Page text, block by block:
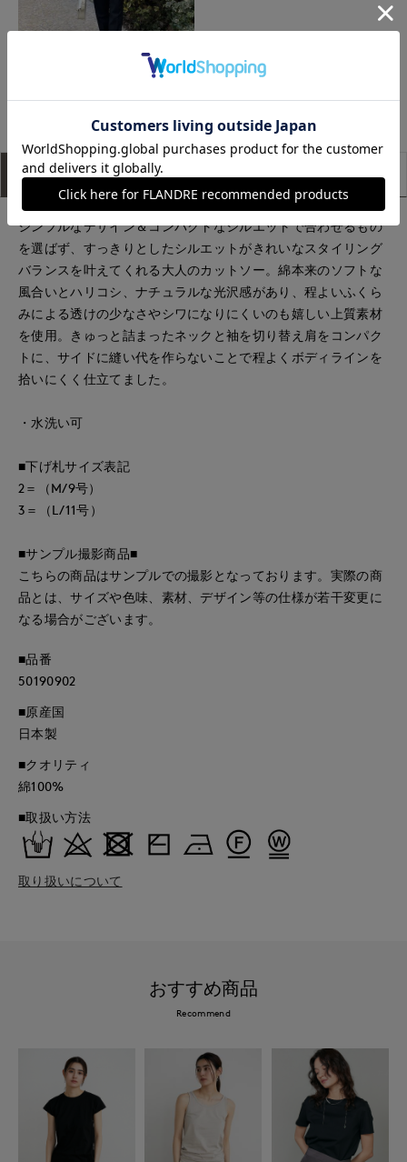
ECスタッフ
アイテム説明 サイズ詳細 購入レビュー
シンプルなデザイン＆コンパクトなシルエットで合わせるもの
を選ばず、すっきりとしたシルエットがきれいなスタイリング
バランスを叶えてくれる大人のカットソー。綿本来のソフトな
風合いとハリコシ、ナチュラルな光沢感があり、程よいふくら
みによる透けの少なさやシワになりにくいのも嬉しい上質素材
を使用。きゅっと詰まったネックと袖を切り替え肩をコンパク
トに、サイドに縫い代を作らないことで程よくボディラインを
拾いにくく仕立てました。
・水洗い可
■下げ札サイズ表記
2＝（M/9号）
3＝（L/11号）
■サンプル撮影商品■
こちらの商品はサンプルでの撮影となっております。実際の商
品とは、サイズや色味、素材、デザイン等の仕様が若干変更に
なる場合がございます。
■品番
50190902
■原産国
日本製
■クオリティ
綿100%
■取扱い方法
取り扱いについて
おすすめ商品
Recommend